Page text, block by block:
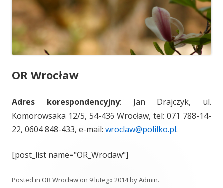
OR Wrocław
Adres korespondencyjny: Jan Drajczyk, ul.
Komorowsaka 12/5, 54-436 Wrocław, tel: 071 788-14-
22, 0604 848-433, e-mail: wroclaw@polilko.pl.
[post_list name="OR_Wroclaw"]
Posted in OR Wrocław on 9 lutego 2014byAdmin.